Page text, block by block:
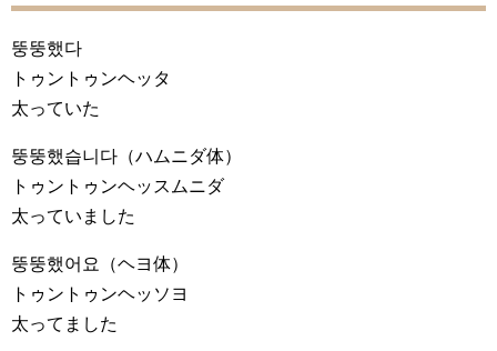
뚱뚱했다
トゥントゥンヘッタ
太っていた
뚱뚱했습니다 （ハムニダ体）
トゥントゥンヘッスムニダ
太っていました
뚱뚱했어요
（ヘヨ体）
トゥントゥンヘッソヨ
太ってました